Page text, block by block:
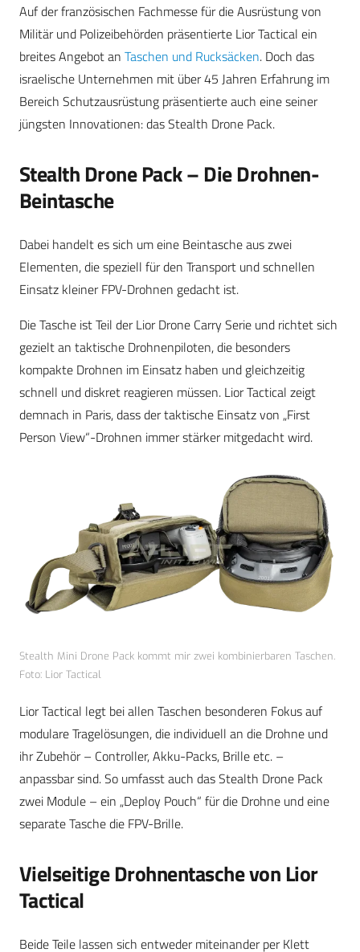
Auf der französischen Fachmesse für die Ausrüstung von
Militär und Polizeibehörden präsentierte Lior Tactical ein
breites Angebot an Taschen und Rucksäcken. Doch das
israelische Unternehmen mit über 45 Jahren Erfahrung im
Bereich Schutzausrüstung präsentierte auch eine seiner
jüngsten Innovationen: das Stealth Drone Pack.
Stealth Drone Pack – Die Drohnen-
Beintasche
Dabei handelt es sich um eine Beintasche aus zwei
Elementen, die speziell für den Transport und schnellen
Einsatz kleiner FPV-Drohnen gedacht ist.
Die Tasche ist Teil der Lior Drone Carry Serie und richtet sich
gezielt an taktische Drohnenpiloten, die besonders
kompakte Drohnen im Einsatz haben und gleichzeitig
schnell und diskret reagieren müssen. Lior Tactical zeigt
demnach in Paris, dass der taktische Einsatz von „First
Person View“-Drohnen immer stärker mitgedacht wird.
Stealth Mini Drone Pack kommt mir zwei kombinierbaren Taschen.
Foto: Lior Tactical
Lior Tactical legt bei allen Taschen besonderen Fokus auf
modulare Tragelösungen, die individuell an die Drohne und
ihr Zubehör – Controller, Akku-Packs, Brille etc. –
anpassbar sind. So umfasst auch das Stealth Drone Pack
zwei Module – ein „Deploy Pouch“ für die Drohne und eine
separate Tasche die FPV-Brille.
Vielseitige Drohnentasche von Lior
Tactical
Beide Teile lassen sich entweder miteinander per Klett